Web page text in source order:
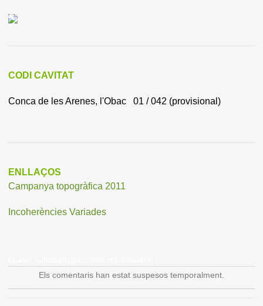
CODI CAVITAT
Conca de les Arenes, l'Obac 01 / 042 (provisional)
ENLLAÇOS
Campanya topogràfica 2011
Incoherències Variades
Els comentaris han estat suspesos temporalment.